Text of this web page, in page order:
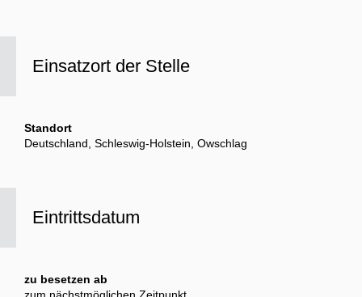
Einsatzort der Stelle
Standort
Deutschland, Schleswig-Holstein, Owschlag
Eintrittsdatum
zu besetzen ab